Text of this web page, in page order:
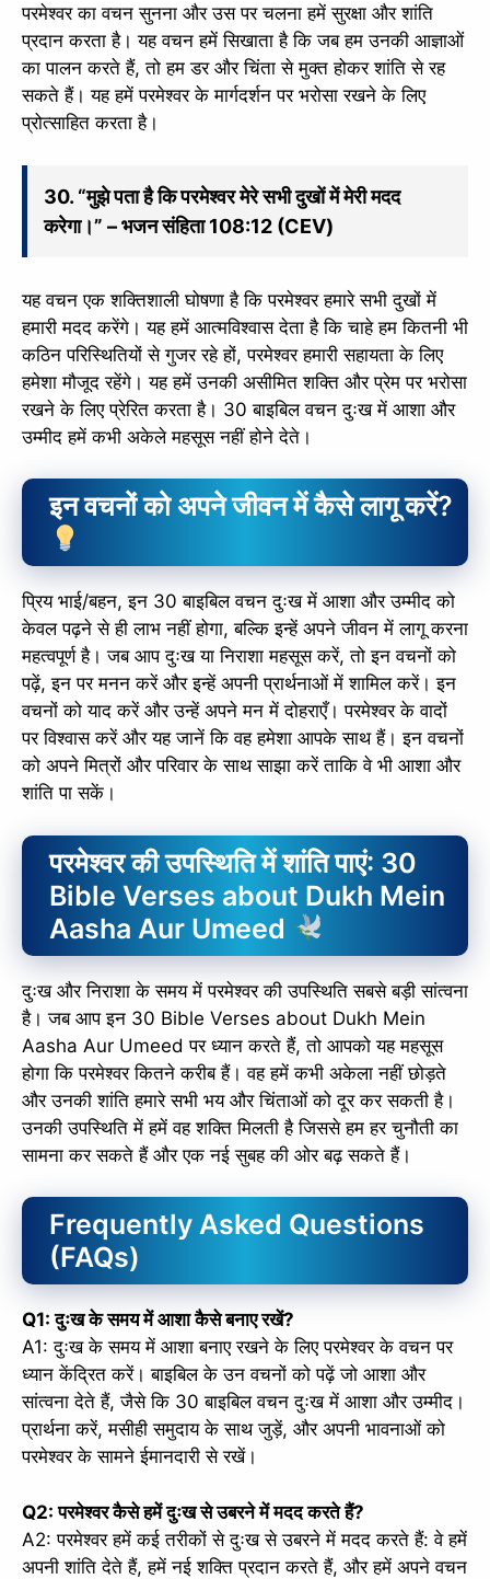
परमेश्वर का वचन सुनना और उस पर चलना हमें सुरक्षा और शांति
प्रदान करता है। यह वचन हमें सिखाता है कि जब हम उनकी आज्ञाओं
का पालन करते हैं, तो हम डर और चिंता से मुक्त होकर शांति से रह
सकते हैं। यह हमें परमेश्वर के मार्गदर्शन पर भरोसा रखने के लिए
प्रोत्साहित करता है।
30. “मुझे पता है कि परमेश्वर मेरे सभी दुखों में मेरी मदद
करेगा।” – भजन संहिता 108:12 (CEV)
यह वचन एक शक्तिशाली घोषणा है कि परमेश्वर हमारे सभी दुखों में
हमारी मदद करेंगे। यह हमें आत्मविश्वास देता है कि चाहे हम कितनी भी
कठिन परिस्थितियों से गुजर रहे हों, परमेश्वर हमारी सहायता के लिए
हमेशा मौजूद रहेंगे। यह हमें उनकी असीमित शक्ति और प्रेम पर भरोसा
रखने के लिए प्रेरित करता है। 30 बाइबिल वचन दुःख में आशा और
उम्मीद हमें कभी अकेले महसूस नहीं होने देते।
इन वचनों को अपने जीवन में कैसे लागू करें?
प्रिय भाई/बहन, इन 30 बाइबिल वचन दुःख में आशा और उम्मीद को
केवल पढ़ने से ही लाभ नहीं होगा, बल्कि इन्हें अपने जीवन में लागू करना
महत्वपूर्ण है। जब आप दुःख या निराशा महसूस करें, तो इन वचनों को
पढ़ें, इन पर मनन करें और इन्हें अपनी प्रार्थनाओं में शामिल करें। इन
वचनों को याद करें और उन्हें अपने मन में दोहराएँ। परमेश्वर के वादों
पर विश्वास करें और यह जानें कि वह हमेशा आपके साथ हैं। इन वचनों
को अपने मित्रों और परिवार के साथ साझा करें ताकि वे भी आशा और
शांति पा सकें।
परमेश्वर की उपस्थिति में शांति पाएं: 30
Bible Verses about Dukh Mein
Aasha Aur Umeed
दुःख और निराशा के समय में परमेश्वर की उपस्थिति सबसे बड़ी सांत्वना
है। जब आप इन 30 Bible Verses about Dukh Mein
Aasha Aur Umeed पर ध्यान करते हैं, तो आपको यह महसूस
होगा कि परमेश्वर कितने करीब हैं। वह हमें कभी अकेला नहीं छोड़ते
और उनकी शांति हमारे सभी भय और चिंताओं को दूर कर सकती है।
उनकी उपस्थिति में हमें वह शक्ति मिलती है जिससे हम हर चुनौती का
सामना कर सकते हैं और एक नई सुबह की ओर बढ़ सकते हैं।
Frequently Asked Questions
(FAQs)
Q1: दुःख के समय में आशा कैसे बनाए रखें?
A1: दुःख के समय में आशा बनाए रखने के लिए परमेश्वर के वचन पर
ध्यान केंद्रित करें। बाइबिल के उन वचनों को पढ़ें जो आशा और
सांत्वना देते हैं, जैसे कि 30 बाइबिल वचन दुःख में आशा और उम्मीद।
प्रार्थना करें, मसीही समुदाय के साथ जुड़ें, और अपनी भावनाओं को
परमेश्वर के सामने ईमानदारी से रखें।
Q2: परमेश्वर कैसे हमें दुःख से उबरने में मदद करते हैं?
A2: परमेश्वर हमें कई तरीकों से दुःख से उबरने में मदद करते हैं: वे हमें
अपनी शांति देते हैं, हमें नई शक्ति प्रदान करते हैं, और हमें अपने वचन